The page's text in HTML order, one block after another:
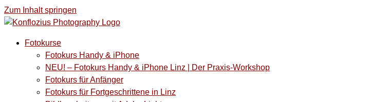
Zum Inhalt springen
Fotokurse
Fotokurs Handy & iPhone
NEU! – Fotokurs Handy & iPhone Linz | Der Praxis-Workshop
Fotokurs für Anfänger
Fotokurs für Fortgeschrittene in Linz